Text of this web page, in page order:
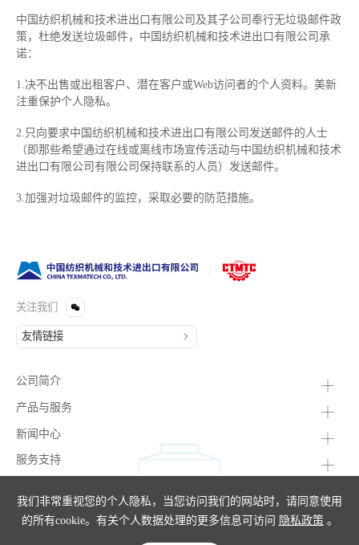
我们非常重视您的个人隐私，当您访问我们的网站时，请同意使用
的所有cookie。有关个人数据处理的更多信息可访问
隐私政策 。
中国纺织机械和技术进出口有限公司及其子公司奉行无垃圾邮件政
策，杜绝发送垃圾邮件，中国纺织机械和技术进出口有限公司承
诺：
1.决不出售或出租客户、潜在客户或Web访问者的个人资料。美新
注重保护个人隐私。
2.只向要求中国纺织机械和技术进出口有限公司发送邮件的人士
（即那些希望通过在线或离线市场宣传活动与中国纺织机械和技术
进出口有限公司有限公司保持联系的人员）发送邮件。
3.加强对垃圾邮件的监控，采取必要的防范措施。
关注我们
公司简介
产品与服务
新闻中心
服务支持